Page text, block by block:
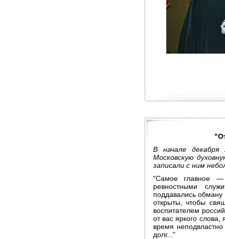
В начале декабря
Московскую
записали с ним
"Самое главное
ревностными
поддавались
открыты, чтобы
воспитателем
от вас яркого слова,
время
долг..."